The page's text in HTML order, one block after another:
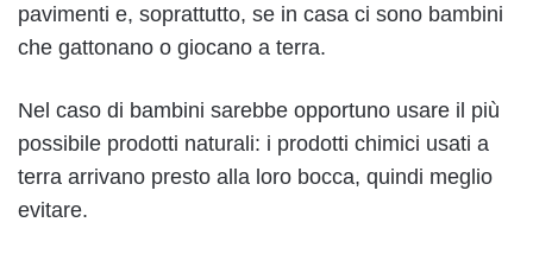
pavimenti e, soprattutto, se in casa ci sono bambini
che gattonano o giocano a terra.
Nel caso di bambini sarebbe opportuno usare il più
possibile prodotti naturali: i prodotti chimici usati a
terra arrivano presto alla loro bocca, quindi meglio
evitare.